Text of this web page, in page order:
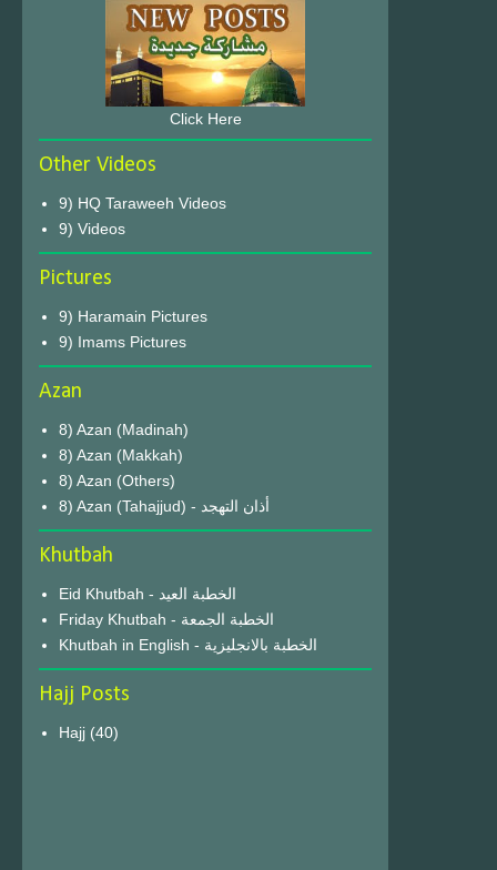
Click Here
Other Videos
9) HQ Taraweeh Videos
9) Videos
Pictures
9) Haramain Pictures
9) Imams Pictures
Azan
8) Azan (Madinah)
8) Azan (Makkah)
8) Azan (Others)
8) Azan (Tahajjud) - أذان التهجد
Khutbah
Eid Khutbah - الخطبة العيد
Friday Khutbah - الخطبة الجمعة
Khutbah in English - الخطبة بالانجليزية
Hajj Posts
Hajj (40)